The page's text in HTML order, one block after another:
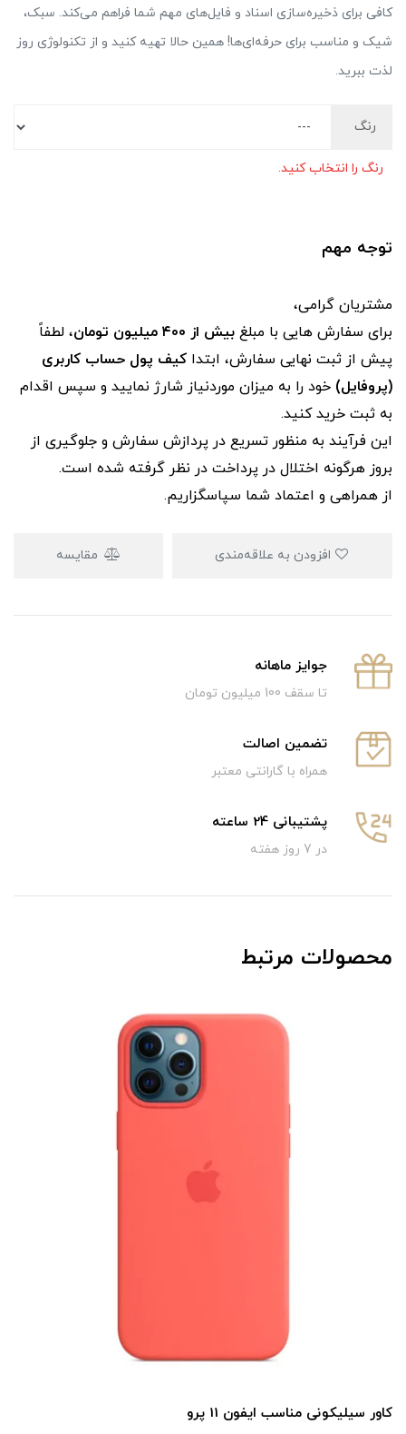
کافی برای ذخیره‌سازی اسناد و فایل‌های مهم شما فراهم می‌کند. سبک،
شیک و مناسب برای حرفه‌ای‌ها! همین حالا تهیه کنید و از تکنولوژی روز
لذت ببرید.
رنگ
رنگ را انتخاب کنید.
توجه مهم
مشتریان گرامی،
برای سفارش‌ هایی با مبلغ بیش از ۴۰۰ میلیون تومان
، لطفاً
پیش از ثبت نهایی سفارش، ابتدا کیف پول حساب کاربری
(پروفایل) خود را به میزان موردنیاز شارژ نمایید و سپس اقدام
به ثبت خرید کنید.
این فرآیند به‌ منظور تسریع در پردازش سفارش و جلوگیری از
بروز هرگونه اختلال در پرداخت در نظر گرفته شده است.
از همراهی و اعتماد شما سپاسگزاریم.
مقایسه
جوایز ماهانه
تا سقف 100 میلیون تومان
تضمین اصالت
همراه با گارانتی معتبر
پشتیبانی 24 ساعته
در 7 روز هفته
محصولات مرتبط
کاور سیلیکونی مناسب ایفون 11 پرو